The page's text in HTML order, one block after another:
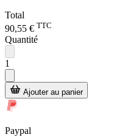
Total
90,55 € TTC
Quantité
1
Ajouter au panier
Paypal